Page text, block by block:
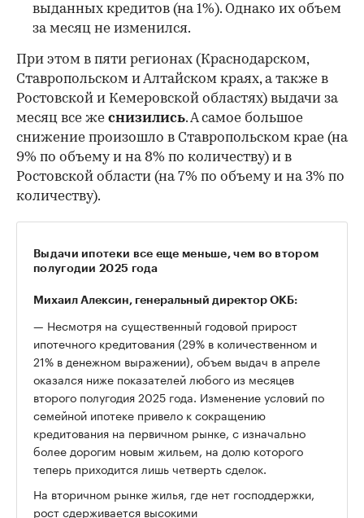
выданных кредитов (на 1%). Однако их объем
за месяц не изменился.
При этом в пяти регионах (Краснодарском,
Ставропольском и Алтайском краях, а также в
Ростовской и Кемеровской областях) выдачи за
месяц все же снизились. А самое большое
снижение произошло в Ставропольском крае (на
9% по объему и на 8% по количеству) и в
Ростовской области (на 7% по объему и на 3% по
количеству).
Выдачи ипотеки все еще меньше, чем во втором
полугодии 2025 года
Михаил Алексин, генеральный директор ОКБ:
— Несмотря на существенный годовой прирост
ипотечного кредитования (29% в количественном и
21% в денежном выражении), объем выдач в апреле
оказался ниже показателей любого из месяцев
второго полугодия 2025 года. Изменение условий по
семейной ипотеке привело к сокращению
кредитования на первичном рынке, с изначально
более дорогим новым жильем, на долю которого
теперь приходится лишь четверть сделок.
На вторичном рынке жилья, где нет господдержки,
рост сдерживается высокими